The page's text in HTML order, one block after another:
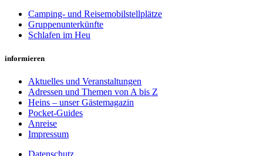
Camping- und Reisemobilstellplätze
Gruppenunterkünfte
Schlafen im Heu
informieren
Aktuelles und Veranstaltungen
Adressen und Themen von A bis Z
Heins – unser Gästemagazin
Pocket-Guides
Anreise
Impressum
Datenschutz